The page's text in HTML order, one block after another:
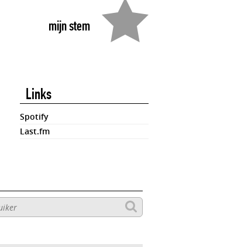
mijn stem
Links
Spotify
Last.fm